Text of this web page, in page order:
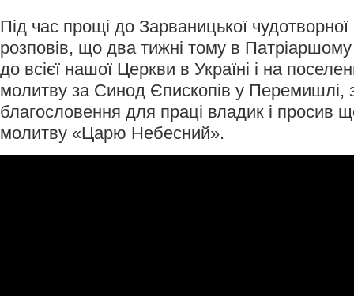
Під час прощі до Зарваницької
розповів, що два тижні тому в Патріаршому
до всієї нашої Церкви в Україні і на
молитву за Синод Єпископів у Перемишлі,
благословення для праці владик і просив
молитву «Царю Небесний».